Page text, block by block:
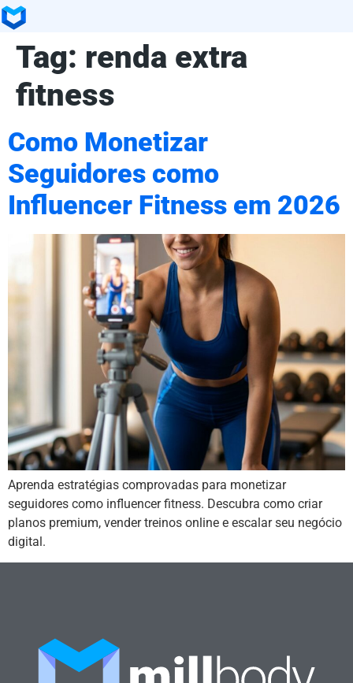
Tag: renda extra
fitness
Como Monetizar
Seguidores como
Influencer Fitness em 2026
Aprenda estratégias comprovadas para monetizar
seguidores como influencer fitness. Descubra como criar
planos premium, vender treinos online e escalar seu negócio
digital.